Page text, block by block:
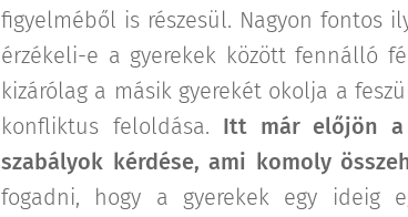
figyelméből is részesül. Nagyon fontos
érzékeli-e a gyerekek között fennálló
kizárólag a másik gyerekét okolja a
konfliktus feloldása. Itt már előjön a
szabályok kérdése, ami komoly
fogadni, hogy a gyerekek egy ideig